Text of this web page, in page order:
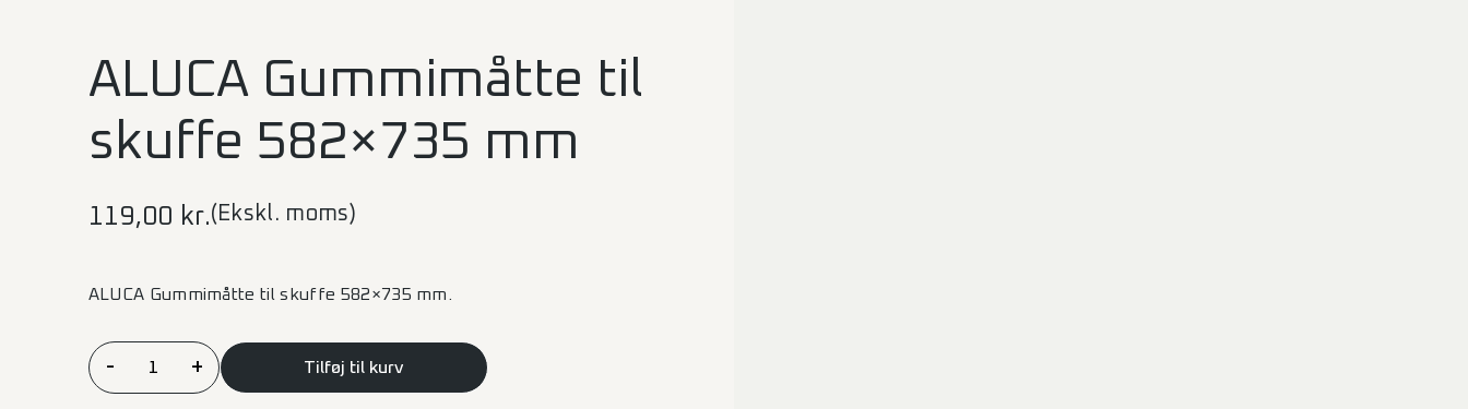
ALUCA Gummimåtte til
skuffe 582×735 mm
119,00 kr.(Ekskl. moms)
ALUCA Gummimåtte til skuffe 582×735 mm.
ALUCA
Gummimåtte
- + Tilføj til kurv